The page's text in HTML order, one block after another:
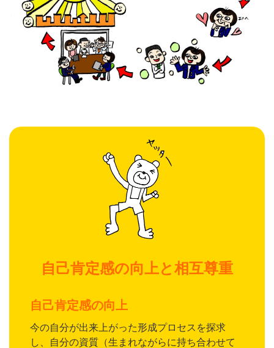
自己肯定感の向上と相互尊重
自己肯定感の向上
今の自分が出来上がった形成プロセスを探求
し、自分の資質（生まれながらに持ち合わせて